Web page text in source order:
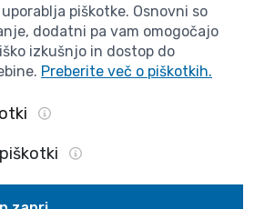
piškotke. Osnovni so
dodatni pa vam omogočajo
izkušnjo in dostop do
Preberite več o piškotkih.